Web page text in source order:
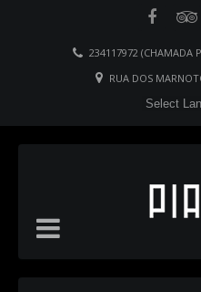
234117972 (CHAMADA
RUA DOS